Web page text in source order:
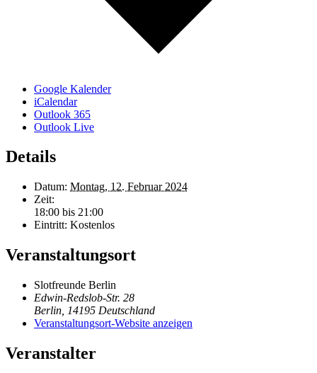
Google Kalender
iCalendar
Outlook 365
Outlook Live
Details
Datum: Montag, 12. Februar 2024
Zeit:
18:00 bis 21:00
Eintritt: Kostenlos
Veranstaltungsort
Slotfreunde Berlin
Edwin-Redslob-Str. 28
Berlin 14195 Deutschland
Veranstaltungsort-Website anzeigen
Veranstalter